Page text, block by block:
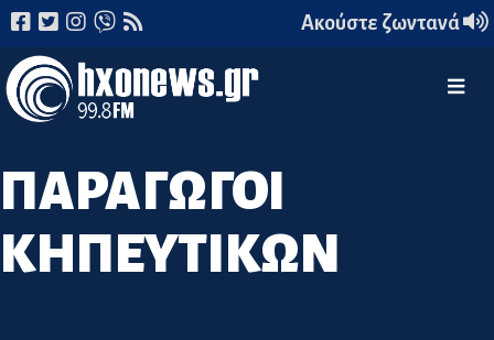
Ακούστε ζωντανά
ΠΑΡΑΓΩΓΟΙ
ΚΗΠΕΥΤΙΚΩΝ